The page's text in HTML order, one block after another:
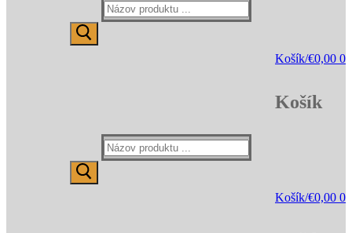
Hľadať:
Košík/€0,00 0
Košík
Hľadať:
Košík/€0,00 0